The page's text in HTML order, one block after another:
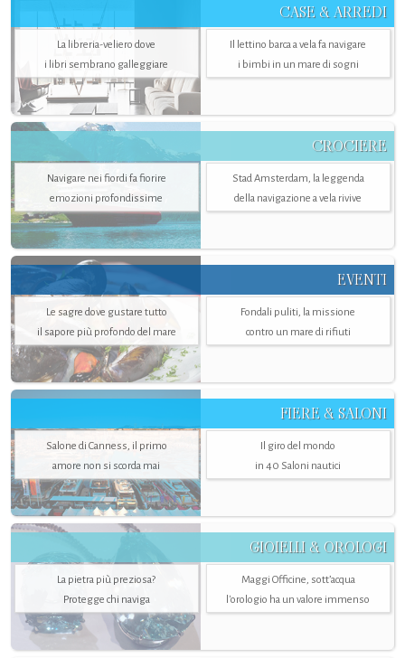
CASE & ARREDI
La libreria-veliero dove
i libri sembrano galleggiare
Il lettino barca a vela fa navigare
i bimbi in un mare di sogni
CROCIERE
Navigare nei fiordi fa fiorire
emozioni profondissime
Stad Amsterdam, la leggenda
della navigazione a vela rivive
EVENTI
Le sagre dove gustare tutto
il sapore più profondo del mare
Fondali puliti, la missione
contro un mare di rifiuti
FIERE & SALONI
Salone di Canness, il primo
amore non si scorda mai
Il giro del mondo
in 40 Saloni nautici
GIOIELLI & OROLOGI
La pietra più preziosa?
Protegge chi naviga
Maggi Officine, sott’acqua
l'orologio ha un valore immenso